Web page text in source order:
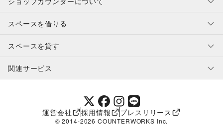
利用規約・ガイドライン
特定商取引法に基づく表示
補償プログラム
スペースを借りる
スペースを借りたい人へ
ユーザー利用規約
提携パートナー
スペースを貸す
スペースを貸したい方へ
オーナー利用規約
関連サービス
SHOPCOUNTER MAGAZINE
ショップカウンターエンタープライズ
ショップカウンター常設
運営会社 採用情報 プレスリリース
© 2014-2026 COUNTERWORKS Inc.